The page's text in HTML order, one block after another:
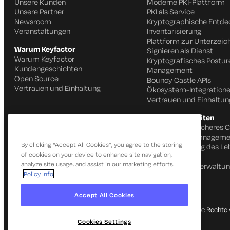
Unsere Partner
Newsroom
Veranstaltungen
Warum Keyfactor
Warum Keyfactor
Kundengeschichten
Open Source
Vertrauen und Einhaltung
PKI als Service
Kryptographische
Inventarisierung
Plattform zur
Signieren als Dienst
Kryptografisches
Management
Bouncy Castle APIs
Ökosystem-
Vertrauen und
Produktfähigkeiten
Schnelles und sicheres
IoT
Automatisierung des
von Zertifikaten
SSH-
© 2026 Keyfactor. Alle Rechte
By clicking “Accept All Cookies”, you agree to the storing
of cookies on your device to enhance site navigation,
analyze site usage, and assist in our marketing efforts.
Policy Info
Accept All Cookies
Cookies Settings